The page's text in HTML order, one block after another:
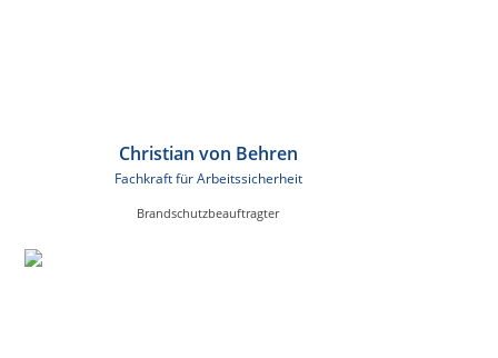
Christian von Behren
Fachkraft für Arbeitssicherheit
Brandschutzbeauftragter